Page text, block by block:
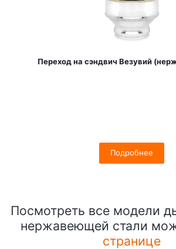
Переход на сэндвич Везувий
Подробнее
Посмотреть все модели
нержавеющей стали
странице